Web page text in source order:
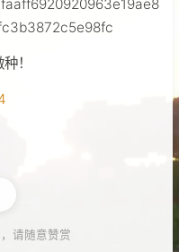
！
请随意赞赏